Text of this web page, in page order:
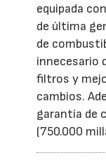
equipada
de última
de
innecesario
filtros y
cambios.
garantía de
(750.000